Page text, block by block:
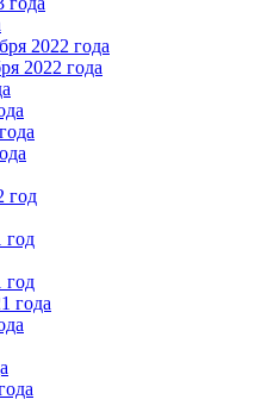
2022 года
2022 года
год
год
год
года